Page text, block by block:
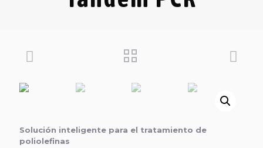
Solución inteligente para el tratamiento de
poliolefinas